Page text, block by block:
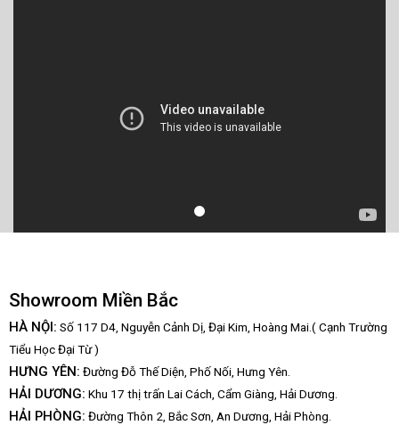
Showroom Miền Bắc
HÀ NỘI: Số 117 D4, Nguyễn Cảnh Dị, Đại Kim, Hoàng Mai.( Cạnh Trường
Tiểu Học Đại Từ )
HƯNG YÊN: Đường Đỗ Thế Diện, Phố Nối, Hưng Yên.
HẢI DƯƠNG: Khu 17 thị trấn Lai Cách, Cẩm Giàng, Hải Dương.
HẢI PHÒNG: Đường Thôn 2, Bắc Sơn, An Dương, Hải Phòng.